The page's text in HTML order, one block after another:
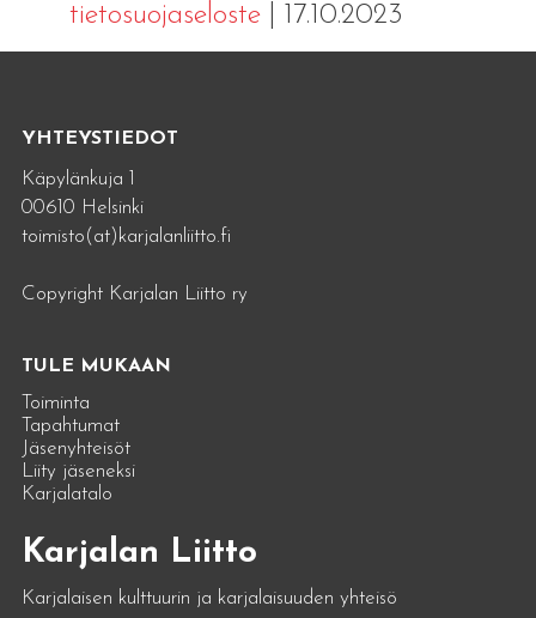
tietosuojaseloste| 17.10.2023
YHTEYSTIEDOT
Käpylänkuja 1
00610 Helsinki
toimisto(at)karjalanliitto.fi
Copyright Karjalan Liitto ry
TULE MUKAAN
Toiminta
Tapahtumat
Jäsenyhteisöt
Liity jäseneksi
Karjalatalo
Karjalan Liitto
Karjalaisen kulttuurin ja karjalaisuuden yhteisö